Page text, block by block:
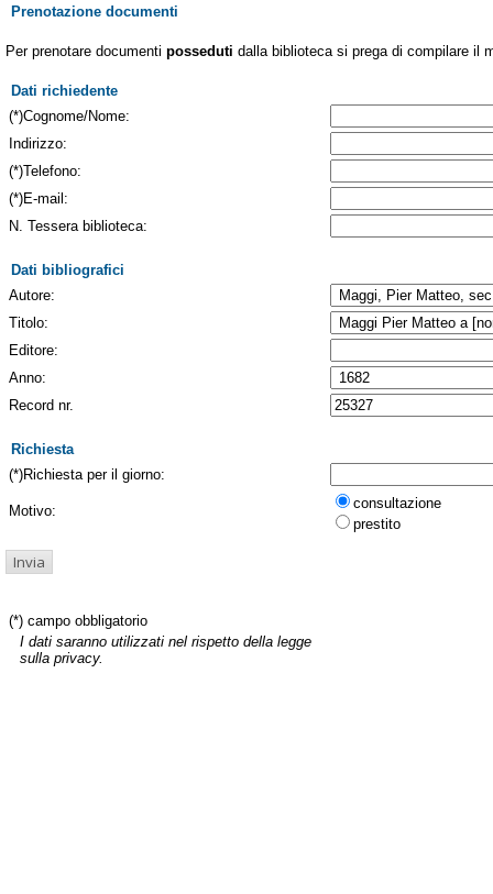
Prenotazione documenti
Per prenotare documenti posseduti dalla biblioteca si prega di compilare il
Dati richiedente
(*)Cognome/Nome:
Indirizzo:
(*)Telefono:
(*)E-mail:
N. Tessera biblioteca:
Dati bibliografici
Autore:
Titolo:
Editore:
Anno:
Record nr.
Richiesta
(*)Richiesta per il giorno:
Motivo:
consultazione
prestito
(*) campo obbligatorio
I dati saranno utilizzati nel rispetto della legge
sulla privacy.